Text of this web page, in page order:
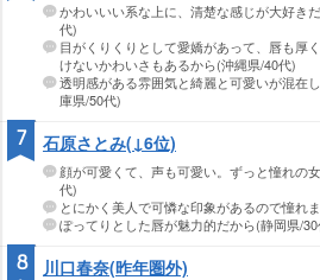
かわいいい系な上に、清楚な感じが大好き
代)
目がくりくりとして愛嬌があって、唇も厚
けないかわいさもあるから(沖縄県/40代)
透明感がある雰囲気と綺麗と可愛いが混在
庫県/50代)
石原さとみ(↓6位)
顔が可愛くて、声も可愛い。ずっと憧れの
代)
とにかく美人で可憐な印象があるので憧れ
ぽってりとした唇が魅力的だから(静岡県/30
7
川口春奈(昨年圏外)
8